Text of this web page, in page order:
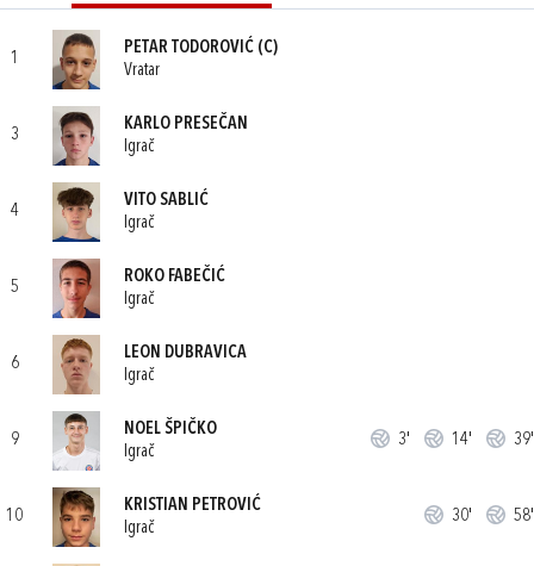
1
PETAR TODOROVIĆ (C)
Vratar
3
KARLO PRESEČAN
Igrač
4
VITO SABLIĆ
Igrač
5
ROKO FABEČIĆ
Igrač
6
LEON DUBRAVICA
Igrač
9
NOEL ŠPIČKO
Igrač
3' 14' 39'
10
KRISTIAN PETROVIĆ
Igrač
30' 58'